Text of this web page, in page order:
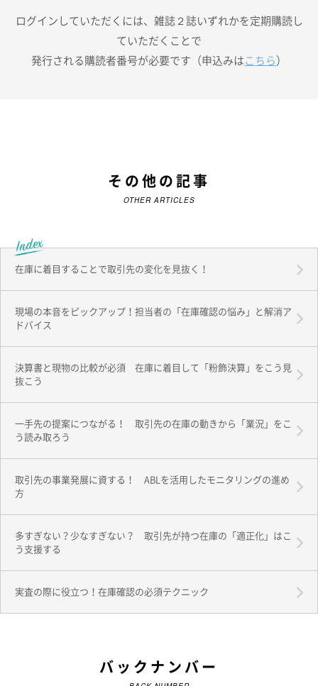
ログインしていただくには、雑誌２誌いずれかを定期購読し
ていただくことで
発行される購読者番号が必要です（申込みは こちら ）
その他の記事
OTHER ARTICLES
在庫に着目することで取引先の変化を見抜く！
現場の本音をピックアップ！担当者の「在庫確認の悩み」と解消ア
ドバイス
決算書と現物の比較が必須 在庫に着目して「粉飾決算」をこう見
抜こう
一手先の提案につながる！ 取引先の在庫の動きから「業況」をこ
う読み取ろう
取引先の事業発展に資する！ ABLを活用したモニタリングの進め
方
多すぎない？少なすぎない？ 取引先が持つ在庫の「適正化」はこ
う支援する
実査の際に役立つ！在庫確認の必須テクニック
バックナンバー